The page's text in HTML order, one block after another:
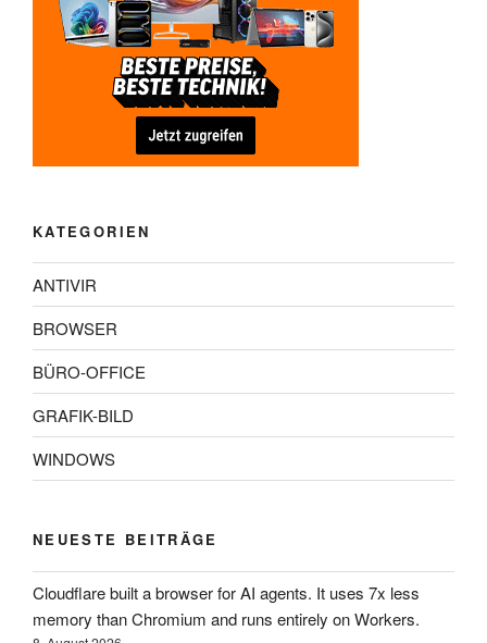
KATEGORIEN
ANTIVIR
BROWSER
BÜRO-OFFICE
GRAFIK-BILD
WINDOWS
NEUESTE BEITRÄGE
Cloudflare built a browser for AI agents. It uses 7x less
memory than Chromium and runs entirely on Workers.